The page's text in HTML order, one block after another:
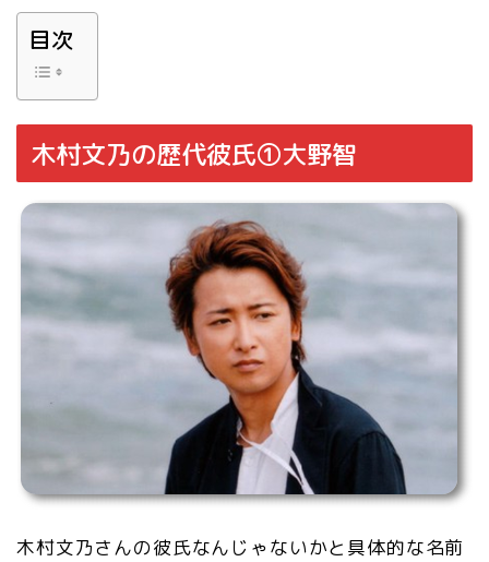
目次
木村文乃の歴代彼氏①大野智
木村文乃さんの彼氏なんじゃないかと具体的な名前